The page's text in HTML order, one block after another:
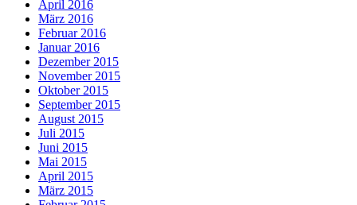
April 2016
März 2016
Februar 2016
Januar 2016
Dezember 2015
November 2015
Oktober 2015
September 2015
August 2015
Juli 2015
Juni 2015
Mai 2015
April 2015
März 2015